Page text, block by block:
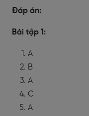
Đáp án:
Bài tập 1:
A
B
A
C
A